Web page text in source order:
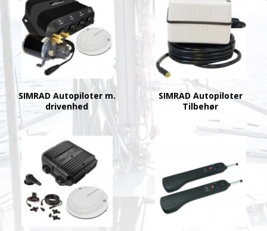
SIMRAD Autopiloter m.
drivenhed
SIMRAD Autopiloter
Tilbehør